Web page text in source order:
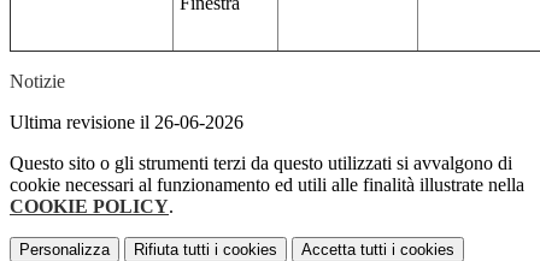
Notizie
Ultima revisione il 26-06-2026
Questo sito o gli strumenti terzi da questo utilizzati si avvalgono di
cookie necessari al funzionamento ed utili alle finalità illustrate nella
COOKIE POLICY.
Personalizza Rifiuta tutti i cookies Accetta tutti i cookies